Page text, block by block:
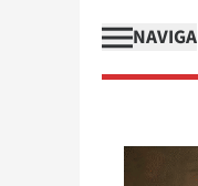
NAVIGA